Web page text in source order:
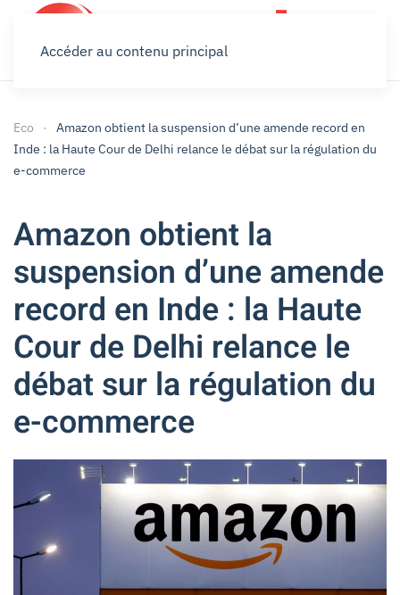
Accéder au contenu principal
Eco
Amazon obtient la suspension d’une amende record en
Inde : la Haute Cour de Delhi relance le débat sur la régulation du
e-commerce
Amazon obtient la
suspension d’une amende
record en Inde : la Haute
Cour de Delhi relance le
débat sur la régulation du
e-commerce